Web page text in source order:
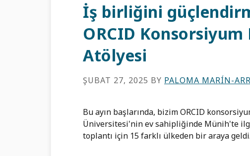
İş birliğini
ORCID
Atölyesi
ŞUBAT 27, 2025 BY PALOMA MARÍN-
Bu ayın başlarında, bizim ORCID
Üniversitesi'nin ev sahipliğinde Münih'te
toplantı için 15 farklı ülkeden bir araya